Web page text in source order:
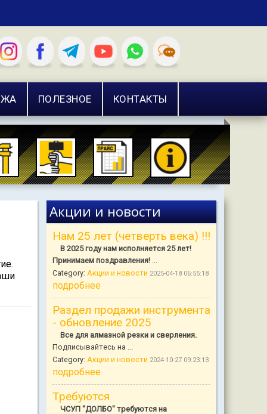
ПОЛЕЗНОЕ КОНТАКТЫ
Акции и новости
Нам 25 лет (четверть века) !!!
В 2025 году нам исполняется 25 лет!
Принимаем поздравления!
Category: Акции и новости 2025-04-18 06:55:18
подробнее
Раздел продажи инструмента
- обновление 2025
Все для алмазной резки и сверления.
Подписывайтесь на ...
Category: Акции и новости 2024-10-27 09:23:13
подробнее
Требуются
ЧСУП "ДОЛБО" требуются на